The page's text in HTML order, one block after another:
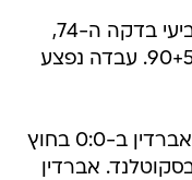
היפני בישל למאט אוריילי את הרביעי בדקה ה-74,
כשהאורחת צימקה בדקות 59 ו-90+5. עבדה נפצע
* אור דדיה נותר על הספסל של אברדין ב-0:0 בחוץ
אברדין